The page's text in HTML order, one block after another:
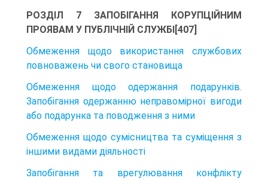
РОЗДІЛ 7 ЗАПОБІГАННЯ КОРУПЦІЙНИМ
ПРОЯВАМ У ПУБЛІЧНІЙ СЛУЖБІ[407]
Обмеження щодо використання службових
повноважень чи свого становища
Обмеження щодо одержання подарунків.
Запобігання одержанню неправомірної вигоди
або подарунка та поводження з ними
Обмеження щодо сумісництва та суміщення з
іншими видами діяльності
Запобігання та врегулювання конфлікту